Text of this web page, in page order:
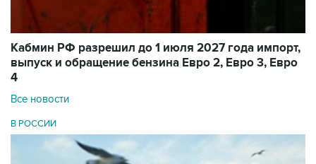
Кабмин РФ разрешил до 1 июля 2027 года импорт,
выпуск и обращение бензина Евро 2, Евро 3, Евро
4
Все новости
В РОССИИ